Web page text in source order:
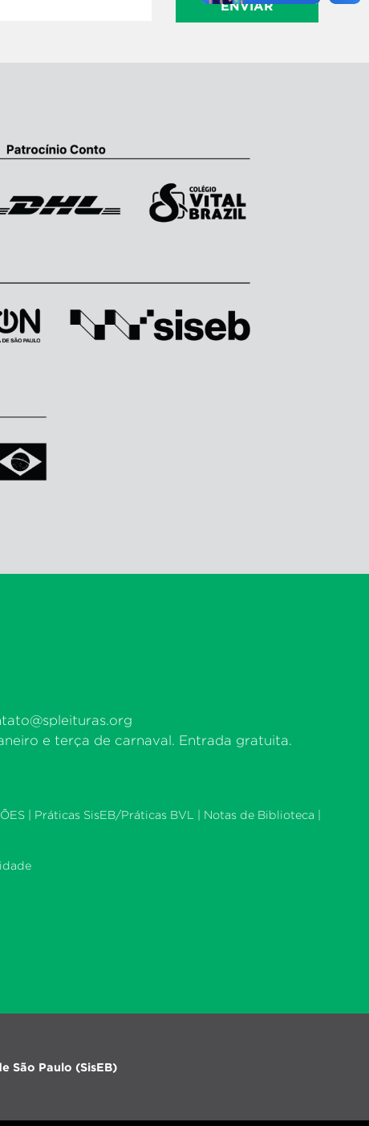
ENVIAR
e terça de carnaval. Entrada gratuita.
| Práticas SisEB/Práticas BVL Notas de Biblioteca
São Paulo (SisEB)